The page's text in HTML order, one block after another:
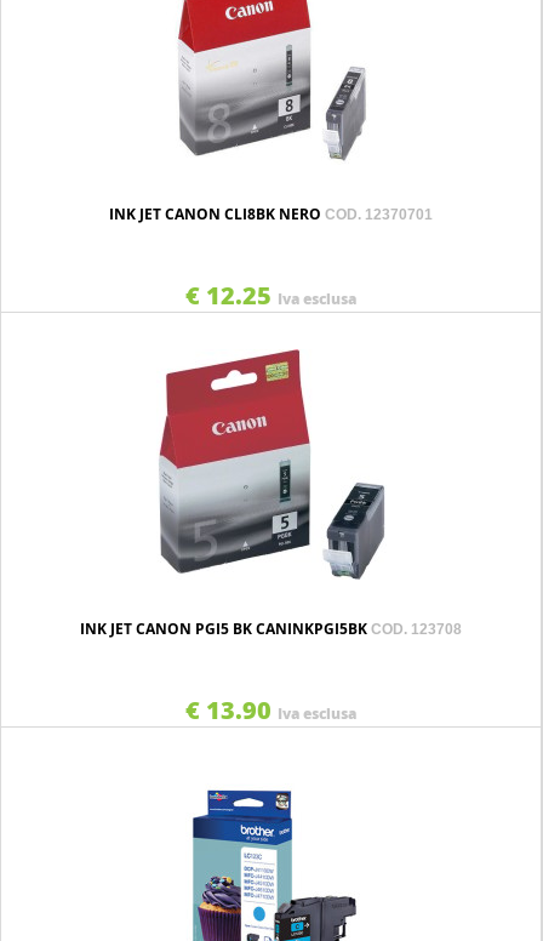
INK JET CANON CLI8BK NERO COD. 12370701
€ 12.25 Iva esclusa
INK JET CANON PGI5 BK CANINKPGI5BK COD. 123708
€ 13.90 Iva esclusa